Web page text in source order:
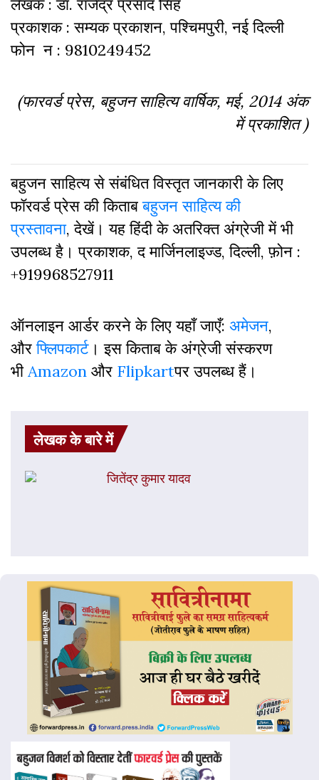
लेखक : डॉ. राजेंद्र प्रसाद सिंह
प्रकाशक : सम्यक प्रकाशन, पश्चिमपुरी, नई दिल्ली
फोन न : 9810249452
(फारवर्ड प्रेस, बहुजन साहित्य वार्षिक, मई, 2014 अंक
में प्रकाशित )
बहुजन साहित्य से संबंधित विस्तृत जानकारी के लिए
फॉरवर्ड प्रेस की किताबबहुजन साहित्य की
प्रस्तावना, देखें। यह हिंदी के अतरिक्‍त अंग्रेजी में भी
उपलब्‍ध है। प्रकाशक, द मार्जिनलाइज्ड, दिल्‍ली, फ़ोन :
+919968527911
ऑनलाइन आर्डर करने के लिए यहाँ जाएँ: अमेजन,
औरफ्लिपकार्ट । इस किताब के अंग्रेजी संस्करण
भीAmazon और Flipkartपर उपलब्ध हैं।
लेखक के बारे में
जितेंद्र कुमार यादव